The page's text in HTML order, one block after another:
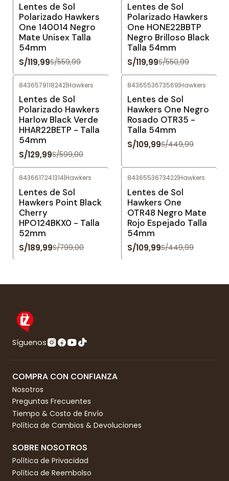
Lentes de Sol
Polarizado Hawkers
One 140014 Negro
Mate Unisex Talla
54mm
S/119,99S/559,99
Lentes de Sol
Polarizado Hawkers
One HONE22BBTP
Negro Brilloso Black
Talla 54mm
S/119,99S/550,99
8436579118242|Hawkers
Lentes de Sol
Polarizado Hawkers
Harlow Black Verde
HHAR22BETP - Talla
54mm
S/129,99S/599,00
8436553673569|Hawkers
Lentes de Sol
Hawkers One Negro
Rosado OTR35 -
Talla 54mm
S/109,99S/449,99
8436617241314|Hawkers
Lentes de Sol
Hawkers Point Black
Cherry
HPO124BKX0 - Talla
52mm
S/189,99S/799,00
8436553673422|Hawkers
Lentes de Sol
Hawkers One
OTR48 Negro Mate
Rojo Espejado Talla
54mm
S/109,99S/449,99
Síguenos
COMPRA CON CONFIANZA
Nosotros
Preguntas Frecuentes
Tiempo & Costo de Envío
Política de Cambios & Devoluciones
SOBRE NOSOTROS
Política de Privacidad
Política de Reembolso